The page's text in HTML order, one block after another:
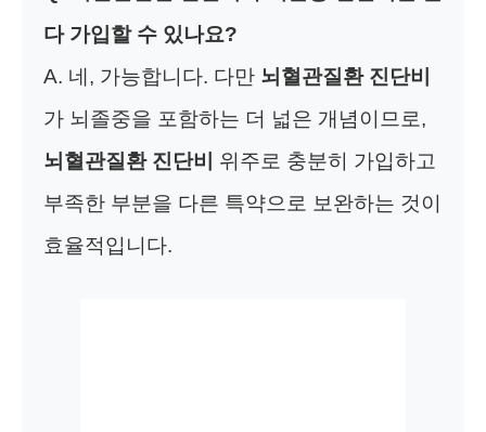
다 가입할 수 있나요?
A. 네, 가능합니다. 다만 뇌혈관질환 진단비
가 뇌졸중을 포함하는 더 넓은 개념이므로,
뇌혈관질환 진단비
위주로 충분히 가입하고
부족한 부분을 다른 특약으로 보완하는 것이
효율적입니다.